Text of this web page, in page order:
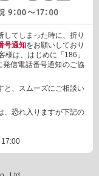
してしまった時に、折り
号通知をお願いしており
様は、はじめに「186」
信電話番号通知のご協
と、スムーズにご相談い
、恐れ入りますが下記の
17:00